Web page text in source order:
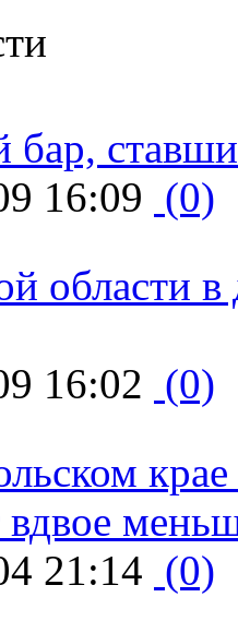
бар,
16:09 (0)
области в
16:02 (0)
21:14 (0)